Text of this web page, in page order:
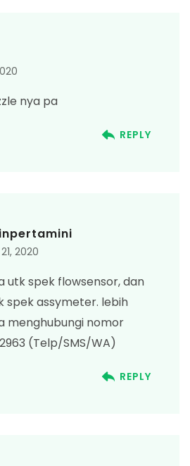
nya pa
REPLY
2020
utk spek flowsensor, dan
spek assymeter. lebih
menghubungi nomor
(Telp/SMS/WA)
REPLY